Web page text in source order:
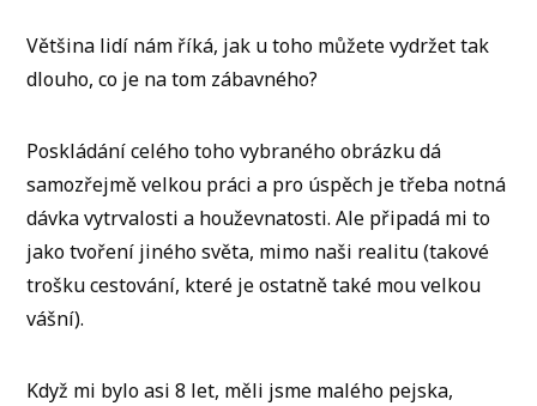
Většina lidí nám říká, jak u toho můžete vydržet tak
dlouho, co je na tom zábavného?
Poskládání celého toho vybraného obrázku dá
samozřejmě velkou práci a pro úspěch je třeba notná
dávka vytrvalosti a houževnatosti. Ale připadá mi to
jako tvoření jiného světa, mimo naši realitu (takové
trošku cestování, které je ostatně také mou velkou
vášní).
Když mi bylo asi 8 let, měli jsme malého pejska,